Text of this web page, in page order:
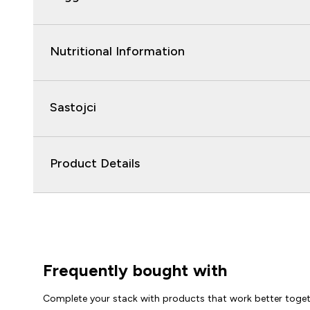
Nutritional Information
Sastojci
Product Details
Frequently bought with
Complete your stack with products that work better